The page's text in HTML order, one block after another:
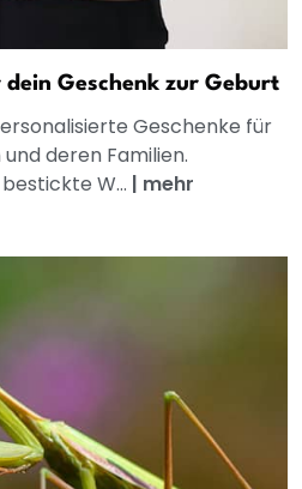
Geschenk zur Geburt
Geschenke für
deren Familien.
W... | mehr